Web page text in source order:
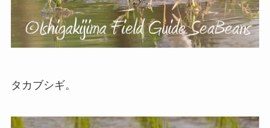
タカブシギ。